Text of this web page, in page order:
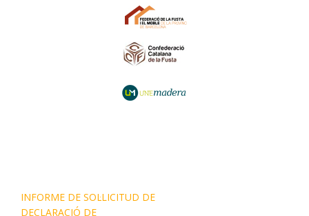
INFORME DE SOL·LICITUD DE
DECLARACIÓ DE